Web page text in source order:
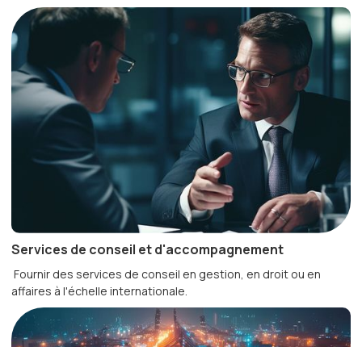
Services de conseil et d'accompagnement
Fournir des services de conseil en gestion, en droit ou en
affaires à l'échelle internationale.